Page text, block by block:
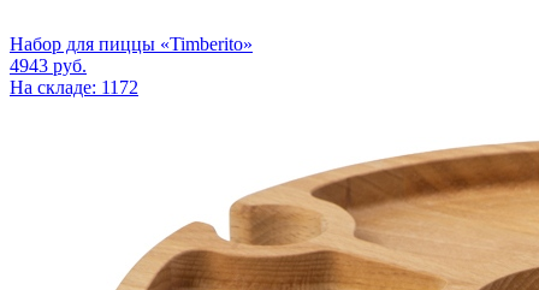
Набор для пиццы «Timberito»
4943 руб.
На складе: 1172